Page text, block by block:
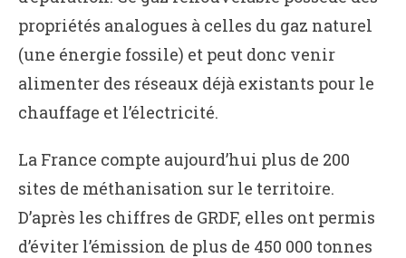
propriétés analogues à celles du gaz naturel
(une énergie fossile) et peut donc venir
alimenter des réseaux déjà existants pour le
chauffage et l’électricité.
La France compte aujourd’hui plus de 200
sites de méthanisation sur le territoire.
D’après les chiffres de GRDF, elles ont permis
d’éviter l’émission de plus de 450 000 tonnes